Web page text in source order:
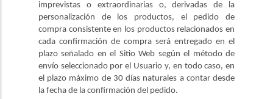
imprevistas o extraordinarias o, derivadas de la
personalización de los productos, el pedido de
compra consistente en los productos relacionados en
cada confirmación de compra será entregado en el
plazo señalado en el Sitio Web según el método de
envío seleccionado por el Usuario y, en todo caso, en
el plazo máximo de 30 días naturales a contar desde
la fecha de la confirmación del pedido.